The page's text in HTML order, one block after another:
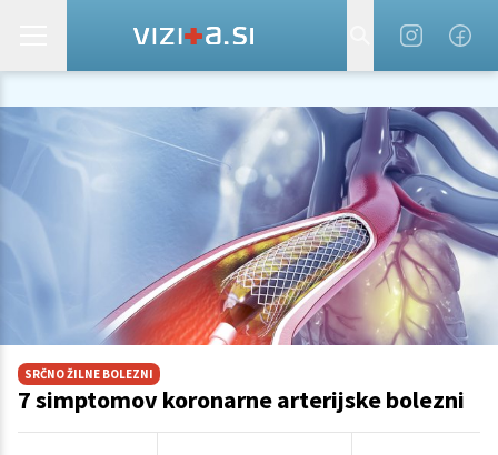
SRČNO ŽILNE BOLEZNI
7 simptomov koronarne arterijske bolezni